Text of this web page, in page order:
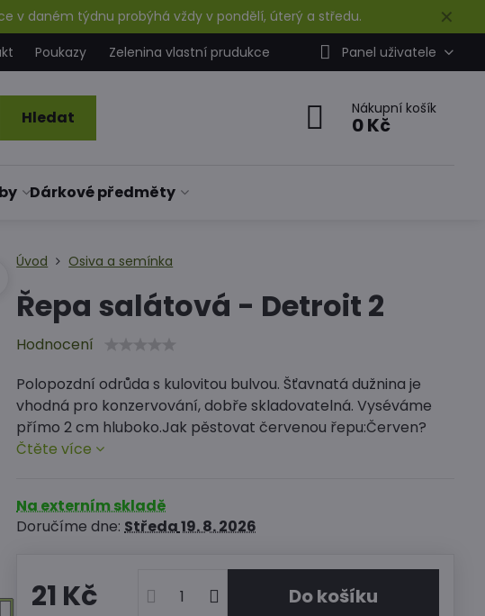
✕
v daném týdnu probýhá vždy v pondělí, úterý a středu.
Poukazy Zelenina vlastní prudukce Panel uživatele
Hledat Nákupní košík
0 Kč
Dárkové předměty
Úvod Osiva a semínka
Řepa salátová - Detroit 2
Hodnocení
Polopozdní odrůda s kulovitou bulvou. Šťavnatá dužnina je
vhodná pro konzervování, dobře skladovatelná. Vyséváme
přímo 2 cm hluboko.Jak pěstovat červenou řepu:Červen?
Čtěte více
Na externím skladě
Doručíme dne:Středa19. 8. 2026
21 Kč Do košíku